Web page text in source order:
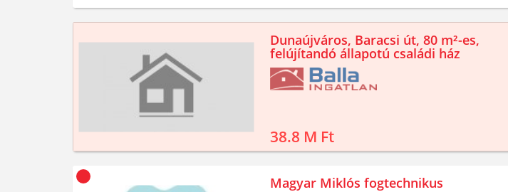
Dunaújváros, Baracsi út, 80 m²-es,
felújítandó állapotú családi ház
38.8 M Ft
Magyar Miklós fogtechnikus